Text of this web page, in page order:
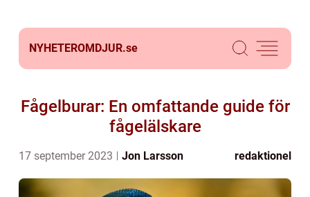
NYHETEROMDJUR.se
Fågelburar: En omfattande guide för
fågelälskare
17 september 2023 Jon Larsson redaktionel